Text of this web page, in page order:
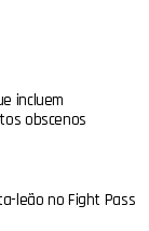
incluem
obscenos
leão no Fight Pass